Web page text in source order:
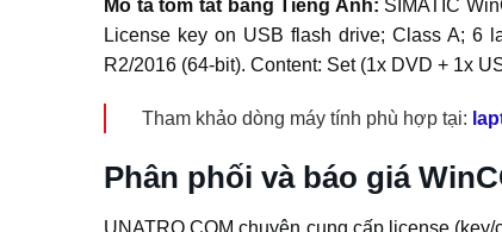
Mô tả tóm tắt bằng Tiếng Anh: SIMATIC
License key on USB flash drive; Class A; 6
R2/2016 (64-bit). Content: Set (1x DVD + 1x
Tham khảo dòng máy tính phù hợp tại:
Phân phối và báo giá
UNATRO.COM chuyên cung cấp license